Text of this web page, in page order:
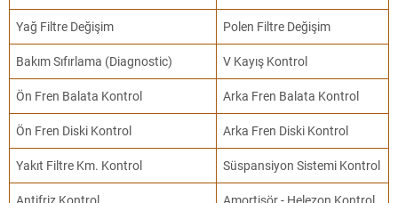
Yağ Filtre Değişim Polen Filtre Değişim
Bakım Sıfırlama (Diagnostic) V Kayış Kontrol
Ön Fren Balata Kontrol Arka Fren Balata Kontrol
Ön Fren Diski Kontrol Arka Fren Diski Kontrol
Yakıt Filtre Km. Kontrol Süspansiyon Sistemi Kontrol